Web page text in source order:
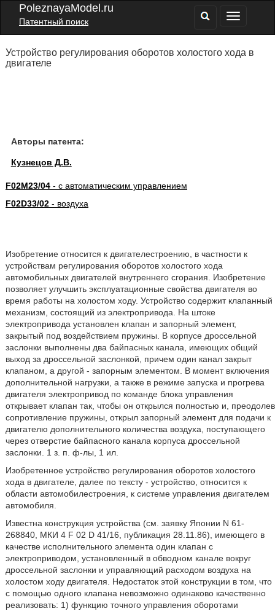
PoleznayaModel.ru
Патентный поиск
Устройство регулирования оборотов холостого хода в
двигателе
Авторы патента:
Кузнецов Д.В.
F02M23/04- с автоматическим управлением
F02D33/02- воздуха
Изобретение относится к двигателестроению, в частности к
устройствам регулирования оборотов холостого хода
автомобильных двигателей внутреннего сгорания. Изобретение
позволяет улучшить эксплуатационные свойства двигателя во
время работы на холостом ходу. Устройство содержит клапанный
механизм, состоящий из электропривода. На штоке
электропривода установлен клапан и запорный элемент,
закрытый под воздействием пружины. В корпусе дроссельной
заслонки выполнены два байпасных канала, имеющих общий
выход за дроссельной заслонкой, причем один канал закрыт
клапаном, а другой - запорным элементом. В момент включения
дополнительной нагрузки, а также в режиме запуска и прогрева
двигателя электропривод по команде блока управления
открывает клапан так, чтобы он открылся полностью и, преодолев
сопротивление пружины, открыл запорный элемент для подачи к
двигателю дополнительного количества воздуха, поступающего
через отверстие байпасного канала корпуса дроссельной
заслонки. 1 з. п. ф-лы, 1 ил.
Изобретенное устройство регулирования оборотов холостого
хода в двигателе, далее по тексту - устройство, относится к
области автомобилестроения, к системе управления двигателем
автомобиля.
Известна конструкция устройства (см. заявку Японии N 61-
268840, МКИ 4 F 02 D 41/16, публикация 28.11.86), имеющего в
качестве исполнительного элемента один клапан с
электроприводом, установленный в обводном канале вокруг
дроссельной заслонки и управляющий расходом воздуха на
холостом ходу двигателя. Недостаток этой конструкции в том, что
с помощью одного клапана невозможно одинаково качественно
реализовать: 1) функцию точного управления оборотами